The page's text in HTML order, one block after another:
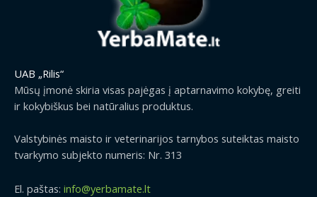
UAB „Rilis“
Mūsų įmonė skiria visas pajėgas į aptarnavimo kokybę, greiti
ir kokybiškus bei natūralius produktus.
Valstybinės maisto ir veterinarijos tarnybos suteiktas maisto
tvarkymo subjekto numeris: Nr. 313
El. paštas: info@yerbamate.lt